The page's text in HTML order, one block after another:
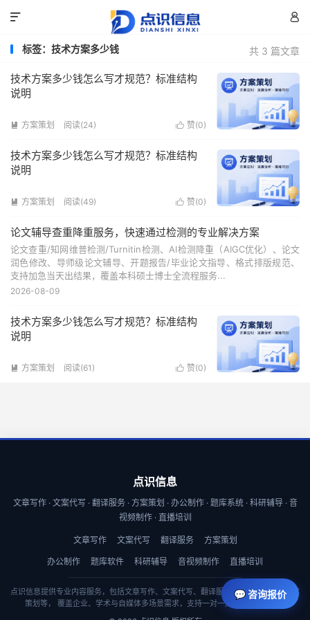


共 3 篇文章
标签：技术方案多少钱
技术方案多少钱怎么写才规范？标准结构
说明
 赞(0)
 方案策划 阅读(24)
技术方案多少钱怎么写才规范？标准结构
说明
 赞(0)
 方案策划 阅读(49)
论文辅导查重降重服务，快速通过检测的专业解决方案
论文查重/知网维普检测/Turnitin检测、AI检测降重（AIGC优化）、论文
润色修改、导师级论文辅导、开题报告/毕业论文指导、格式排版规范、
支持加急当天出结果，覆盖本科硕士博士全流程服务...
2026-08-09
技术方案多少钱怎么写才规范？标准结构
说明
 赞(0)
 方案策划 阅读(61)
点识信息
文章写作 · 文案代写 · 翻译服务 · 方案策划 · 办公制作 · 题库系统 · 科研辅导 · 音
视频制作 · 直播培训
文章写作 文案代写 翻译服务 方案策划
办公制作 题库软件 科研辅导 音视频制作 直播培训
点识信息提供专业内容服务，包括文章写作、文案代写、翻译服务、商业计划书与方案
策划等， 覆盖企业、学术与自媒体多场景需求，支持一对一定制与快速交付。
💬 咨询报价